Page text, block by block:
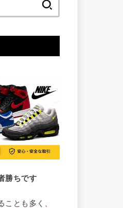
勝ちです
ことも多く、